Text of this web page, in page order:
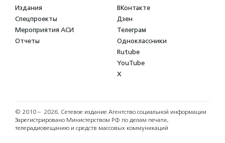
Издания
Спецпроекты
Мероприятия АСИ
Отчеты
ВКонтакте
Дзен
Телеграм
Одноклассники
Rutube
YouTube
X
© 2010 – 2026. Сетевое издание Агентство социальной информации
Зарегистрировано Министерством РФ по делам печати,
телерадиовещанию и средств массовых коммуникаций